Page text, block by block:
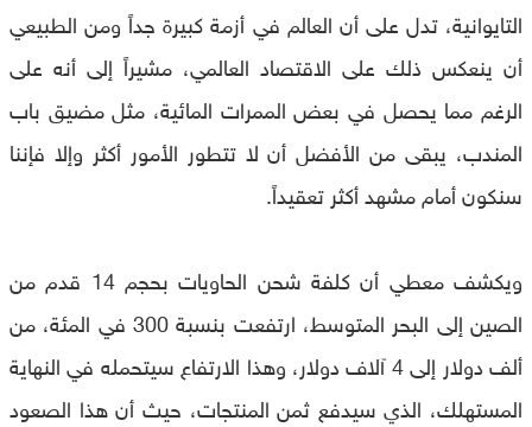
التايوانية، تدل على أن العالم في أزمة كبيرة جداً ومن الطبيعي
أن ينعكس ذلك على الاقتصاد العالمي، مشيراً إلى أنه على
الرغم مما يحصل في بعض الممرات المائية، مثل مضيق باب
المندب، يبقى من الأفضل أن لا تتطور الأمور أكثر وإلا فإننا
سنكون أمام مشهد أكثر تعقيداً.
ويكشف معطي أن كلفة شحن الحاويات بحجم 14 قدم من
الصين إلى البحر المتوسط، ارتفعت بنسبة 300 في المئة، من
ألف دولار إلى 4 آلاف دولار، وهذا الارتفاع سيتحمله في النهاية
المستهلك، الذي سيدفع ثمن المنتجات، حيث أن هذا الصعود